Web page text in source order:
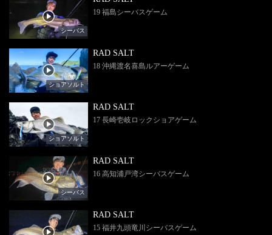
シーバス
19 福島シーバスゲーム
ショアソルト
RAD SALT
18 沖縄渡名喜島ルアーゲーム
ショアソルト
RAD SALT
17 長崎壱岐ロックショアゲーム
シーバス
RAD SALT
16 高知浦戸湾シーバスゲーム
RAD SALT
15 福井九頭竜川シーバスゲーム